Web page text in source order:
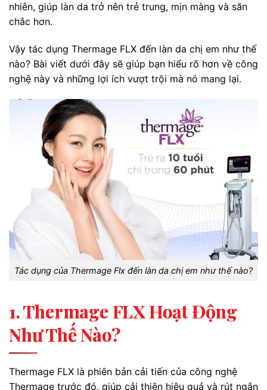
nhiên, giúp làn da trở nên trẻ trung, mịn màng và săn
chắc hơn.
Vậy tác dụng Thermage FLX đến làn da chị em như thế
nào? Bài viết dưới đây sẽ giúp bạn hiểu rõ hơn về công
nghệ này và những lợi ích vượt trội mà nó mang lại.
Tác dụng của Thermage Flx đến làn da chị em như thế nào?
1. Thermage FLX Hoạt Động
Như Thế Nào?
Thermage FLX là phiên bản cải tiến của công nghệ
Thermage trước đó, giúp cải thiện hiệu quả và rút ngắn